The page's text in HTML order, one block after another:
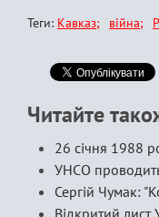
Теги: Кавказ війна
Читайте
26 січня 1988
УНСО
Сергій Чумак:
Відкритий